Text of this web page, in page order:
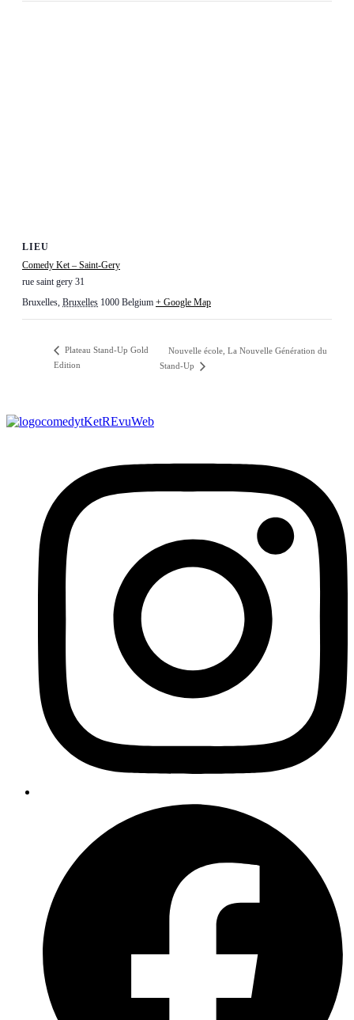
LIEU
Comedy Ket – Saint-Gery
rue saint gery 31
Bruxelles, Bruxelles 1000 Belgium + Google Map
Plateau Stand-Up Gold
Edition
Nouvelle école, La Nouvelle Génération du
Stand-Up